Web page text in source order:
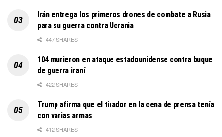
Irán entrega los primeros drones de combate a Rusia
para su guerra contra Ucrania
447 SHARES
104 murieron en ataque estadounidense contra buque
de guerra iraní
422 SHARES
Trump afirma que el tirador en la cena de prensa tenía
con varias armas
412 SHARES